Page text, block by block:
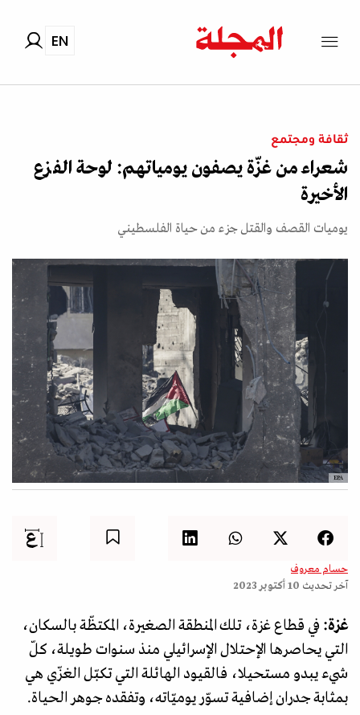
EN
ثقافة ومجتمع
شعراء من غزّة يصفون يومياتهم: لوحة الفزع
الأخيرة
يوميات القصف والقتل جزء من حياة الفلسطيني
EPA
حسام معروف
آخر تحديث 10 أكتوبر 2023
غزة: في قطاع غزة، تلك المنطقة الصغيرة، المكتظّة بالسكان،
التي يحاصرها الإحتلال الإسرائيلي منذ سنوات طويلة، كلّ
شيء يبدو مستحيلا، فالقيود الهائلة التي تكبّل الغزّي هي
بمثابة جدران إضافية تسوّر يوميّاته، وتفقده جوهر الحياة.